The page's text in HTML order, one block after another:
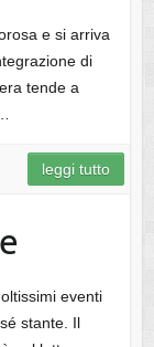
e si arriva
di
tende a
leggi tutto
eventi
stante. Il